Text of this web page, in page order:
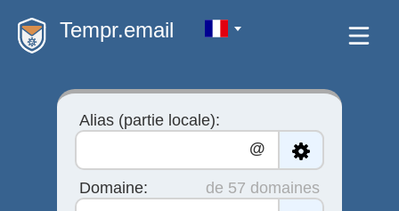
Tempr.email
Alias (partie locale):
@
Domaine:
de 57 domaines